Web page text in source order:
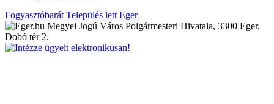
Fogyasztóbarát Település lett Eger
Megyei Jogú Város Polgármesteri Hivatala, 3300 Eger,
Dobó tér 2.